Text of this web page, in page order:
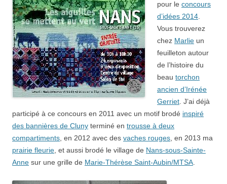
pour le concours
d’idées 2014
Vous trouverez
chez Marlie un
feuilleton autour
de l’histoire du
beau torchon
ancien d’Irénée
Gerriet . J’ai déjà
participé à ce concours en 2011 avec un motif brodé inspiré
des bannières de Cluny terminé en trousse à deux
compartiments , en 2012 avec des vaches rouges , en 2013 ma
prairie fleurie , et aussi brodé le village de Nans-sous-Sainte-
Anne sur une grille de Marie-Thérèse Saint-Aubin/MTSA